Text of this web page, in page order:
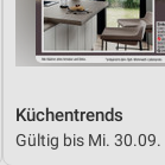
Küchentrends
Gültig bis Mi. 30.09.